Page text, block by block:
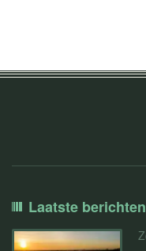
Laatste berichten